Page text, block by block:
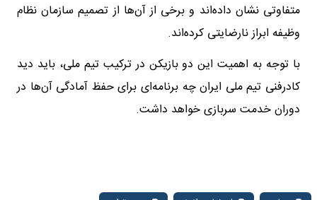
متفاوتی نشان داده‌اند و برخی از آن‌ها از تصمیم سازمان نظام
وظیفه ابراز نارضایتی کرده‌اند.
با توجه به اهمیت این دو بازیکن در ترکیب تیم ملی، باید دید
کادرفنی تیم ملی ایران چه برنامه‌ای برای حفظ آمادگی آن‌ها در
دوران خدمت سربازی خواهد داشت.